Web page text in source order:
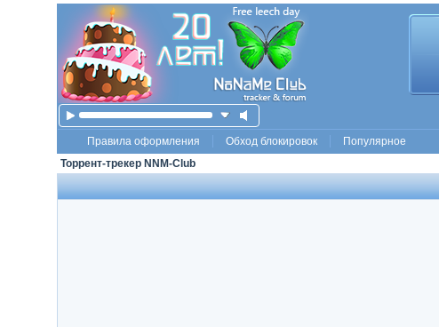
Правила оформления Обход блокировок Популярное
Торрент-трекер NNM-Club